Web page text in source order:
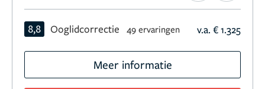
8,8 Ooglidcorrectie 49 ervaringen v.a. € 1.325
Meer informatie